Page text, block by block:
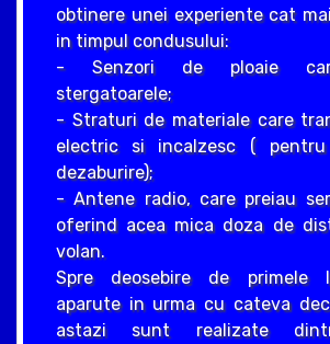
obtinere unei experiente cat
in timpul condusului:
- Senzori de ploaie
stergatoarele;
- Straturi de materiale care
electric si incalzesc (
dezaburire);
- Antene radio, care preiau
oferind acea mica doza de
volan.
Spre deosebire de primele
aparute in urma cu cateva
astazi sunt realizate